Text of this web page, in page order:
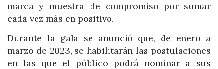
marca y muestra de compromiso por sumar
cada vez más en positivo.
Durante la gala se anunció que, de enero a
marzo de 2023, se habilitarán las postulaciones
en las que el público podrá nominar a sus